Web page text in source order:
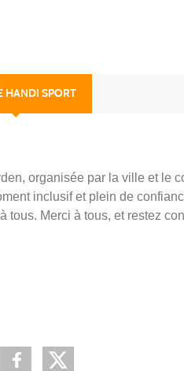
HANDI SPORT
organisée par la ville et le
inclusif et plein de
tous. Merci à tous, et restez